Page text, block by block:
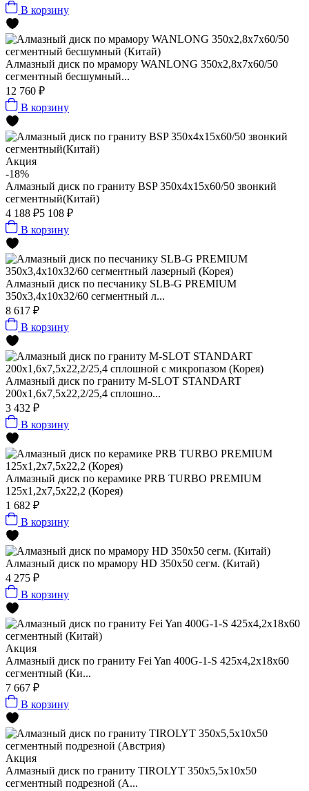
В корзину
Алмазный диск по мрамору WANLONG 350х2,8х7х60/50
сегментный бесшумный...
12 760 ₽
В корзину
Акция
-18%
Алмазный диск по граниту BSP 350x4x15x60/50 звонкий
сегментный(Китай)
4 188 ₽5 108 ₽
В корзину
Алмазный диск по песчанику SLB-G PREMIUM
350х3,4х10х32/60 сегментный л...
8 617 ₽
В корзину
Алмазный диск по граниту M-SLOT STANDART
200x1,6x7,5x22,2/25,4 сплошно...
3 432 ₽
В корзину
Алмазный диск по керамике PRB TURBO PREMIUM
125x1,2x7,5x22,2 (Корея)
1 682 ₽
В корзину
Алмазный диск по мрамору HD 350x50 сегм. (Китай)
4 275 ₽
В корзину
Акция
Алмазный диск по граниту Fei Yan 400G-1-S 425x4,2x18x60
сегментный (Ки...
7 667 ₽
В корзину
Акция
Алмазный диск по граниту TIROLYT 350x5,5x10x50
сегментный подрезной (А...